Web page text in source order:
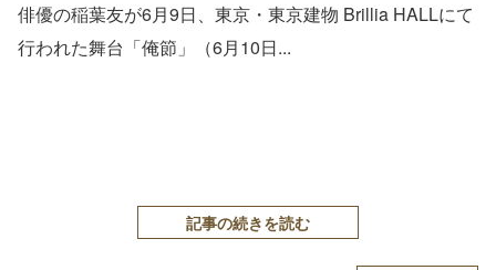
俳優の稲葉友が6月9日、東京・東京建物 Brillia HALLにて
行われた舞台「俺節」（6月10日...
記事の続きを読む